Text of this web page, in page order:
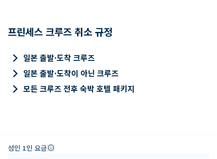
프린세스 크루즈 취소 규정
keyboard_arrow_right 일본 출발·도착 크루즈
keyboard_arrow_right 일본 출발·도착이 아닌 크루즈
keyboard_arrow_right 모든 크루즈 전후 숙박 호텔 패키지
성인 1인 요금info